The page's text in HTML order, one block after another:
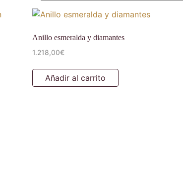
Anillo esmeralda y diamantes
1.218,00€
Añadir al carrito